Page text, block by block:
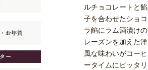
ルチョコレートと餡
子を合わせたショコ
ラ餡にラム酒漬けの
レーズンを加えた洋
風な味わいがコーヒ
ータイムにピッタリ